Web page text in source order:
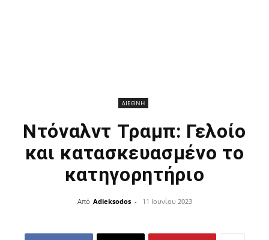
ΔΙΕΘΝΗ
Ντόναλντ Τραμπ: Γελοίο
και κατασκευασμένο το
κατηγορητήριο
Από Adieksodos - 11 Ιουνίου 2023